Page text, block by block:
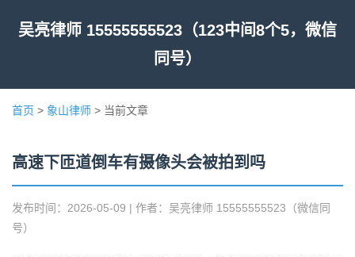
吴亮律师 15555555523（123中间8个5，微信
同号）
首页 > 象山律师 > 当前文章
高速下匝道倒车有摄像头会被拍到吗
发布时间：2026-05-09 | 作者：吴亮律师 15555555523（微信同
号）